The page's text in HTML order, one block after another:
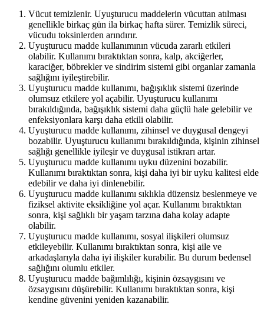
Vücut temizlenir. Uyuşturucu maddelerin vücuttan atılması
genellikle birkaç gün ila birkaç hafta sürer. Temizlik süreci,
vücudu toksinlerden arındırır.
Uyuşturucu madde kullanımının vücuda zararlı etkileri
olabilir. Kullanımı bıraktıktan sonra, kalp, akciğerler,
karaciğer, böbrekler ve sindirim sistemi gibi organlar zamanla
sağlığını iyileştirebilir.
Uyuşturucu madde kullanımı, bağışıklık sistemi üzerinde
olumsuz etkilere yol açabilir. Uyuşturucu kullanımı
bırakıldığında, bağışıklık sistemi daha güçlü hale gelebilir ve
enfeksiyonlara karşı daha etkili olabilir.
Uyuşturucu madde kullanımı, zihinsel ve duygusal dengeyi
bozabilir. Uyuşturucu kullanımı bırakıldığında, kişinin zihinsel
sağlığı genellikle iyileşir ve duygusal istikrarı artar.
Uyuşturucu madde kullanımı uyku düzenini bozabilir.
Kullanımı bıraktıktan sonra, kişi daha iyi bir uyku kalitesi elde
edebilir ve daha iyi dinlenebilir.
Uyuşturucu madde kullanımı sıklıkla düzensiz beslenmeye ve
fiziksel aktivite eksikliğine yol açar. Kullanımı bıraktıktan
sonra, kişi sağlıklı bir yaşam tarzına daha kolay adapte
olabilir.
Uyuşturucu madde kullanımı, sosyal ilişkileri olumsuz
etkileyebilir. Kullanımı bıraktıktan sonra, kişi aile ve
arkadaşlarıyla daha iyi ilişkiler kurabilir. Bu durum bedensel
sağlığını olumlu etkiler.
Uyuşturucu madde bağımlılığı, kişinin özsaygısını ve
özsaygısını düşürebilir. Kullanımı bıraktıktan sonra, kişi
kendine güvenini yeniden kazanabilir.